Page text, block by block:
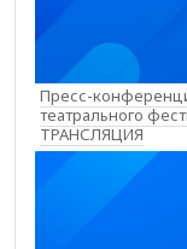
Пресс-
театрального
ТРАНСЛЯЦИЯ